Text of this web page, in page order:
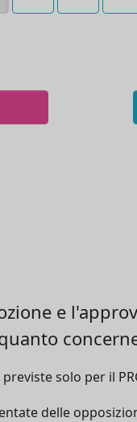
e
solo per il
delle